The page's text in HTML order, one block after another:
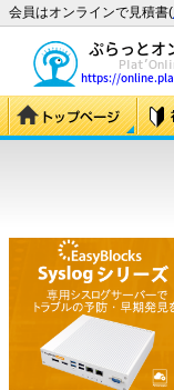
会員はオンラインで見積書(